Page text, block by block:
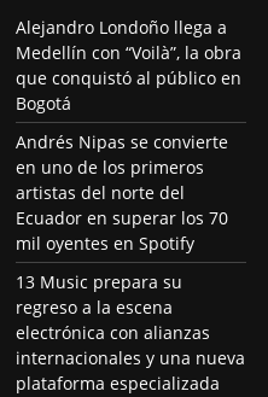
Alejandro Londoño llega a
Medellín con “Voilà”, la obra
que conquistó al público en
Bogotá
Andrés Nipas se convierte
en uno de los primeros
artistas del norte del
Ecuador en superar los 70
mil oyentes en Spotify
13 Music prepara su
regreso a la escena
electrónica con alianzas
internacionales y una nueva
plataforma especializada